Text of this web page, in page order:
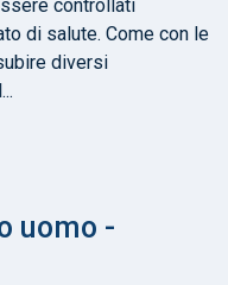
controllati
di salute. Come con le
diversi
uomo -